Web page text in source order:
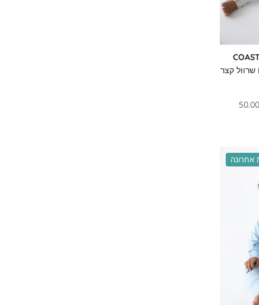
שרוול קצר
אחרונה